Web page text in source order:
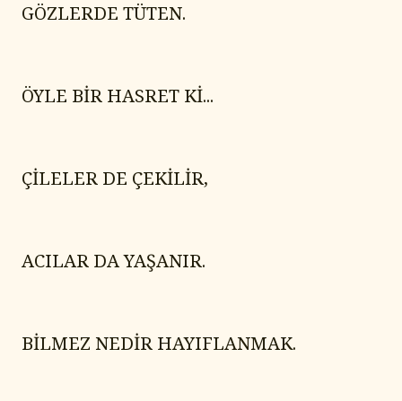
GÖZLERDE TÜTEN.
ÖYLE BİR HASRET Kİ...
ÇİLELER DE ÇEKİLİR,
ACILAR DA YAŞANIR.
BİLMEZ NEDİR HAYIFLANMAK.